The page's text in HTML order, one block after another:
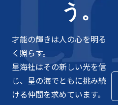
う。
才能の輝きは人の心を明る
く照らす。
星海社はその新しい光を信
じ、星の海でともに挑み続
ける仲間を求めています。